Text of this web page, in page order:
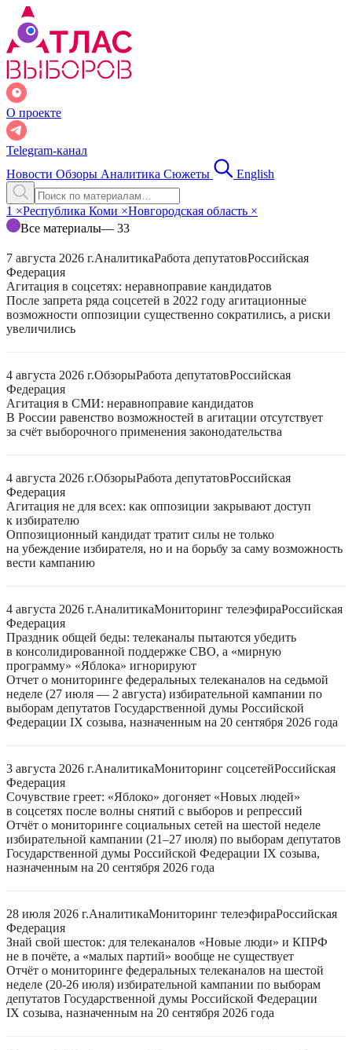
О проекте
Telegram-канал
Новости Обзоры Аналитика Сюжеты English
1 ×Республика Коми ×Новгородская область ×
Все материалы— 33
7 августа 2026 г.АналитикаРабота депутатовРоссийская
Федерация
Агитация в соцсетях: неравноправие кандидатов
После запрета ряда соцсетей в 2022 году агитационные
возможности оппозиции существенно сократились, а риски
увеличились
4 августа 2026 г.ОбзорыРабота депутатовРоссийская
Федерация
Агитация в СМИ: неравноправие кандидатов
В России равенство возможностей в агитации отсутствует
за счёт выборочного применения законодательства
4 августа 2026 г.ОбзорыРабота депутатовРоссийская
Федерация
Агитация не для всех: как оппозиции закрывают доступ
к избирателю
Оппозиционный кандидат тратит силы не только
на убеждение избирателя, но и на борьбу за саму возможность
вести кампанию
4 августа 2026 г.АналитикаМониторинг телеэфираРоссийская
Федерация
Праздник общей беды: телеканалы пытаются убедить
в консолидированной поддержке СВО, а «мирную
программу» «Яблока» игнорируют
Отчет о мониторинге федеральных телеканалов на седьмой
неделе (27 июля — 2 августа) избирательной кампании по
выборам депутатов Государственной думы Российской
Федерации IX созыва, назначенным на 20 сентября 2026 года
3 августа 2026 г.АналитикаМониторинг соцсетейРоссийская
Федерация
Сочувствие греет: «Яблоко» догоняет «Новых людей»
в соцсетях после волны снятий с выборов и репрессий
Отчёт о мониторинге социальных сетей на шестой неделе
избирательной кампании (21–27 июля) по выборам депутатов
Государственной думы Российской Федерации IX созыва,
назначенным на 20 сентября 2026 года
28 июля 2026 г.АналитикаМониторинг телеэфираРоссийская
Федерация
Знай свой шесток: для телеканалов «Новые люди» и КПРФ
не в почёте, а «малых партий» вообще не существует
Отчёт о мониторинге федеральных телеканалов на шестой
неделе (20-26 июля) избирательной кампании по выборам
депутатов Государственной думы Российской Федерации
IX созыва, назначенным на 20 сентября 2026 года